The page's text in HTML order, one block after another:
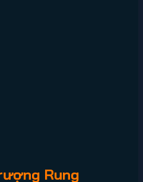
Rung